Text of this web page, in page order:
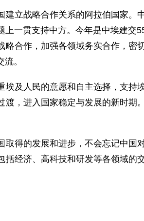
战略合作关系的阿拉伯国家。
一贯支持中方。今年是中埃建交
合作，加强各领域务实合作，
。
人民的意愿和自主选择，支持
，进入国家稳定与发展的新时期
的发展和进步，不会忘记中国
经济、高科技和研发等各领域